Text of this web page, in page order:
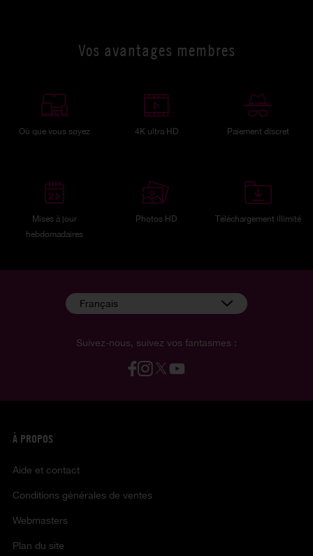
Vos avantages membres
Où que vous soyez 4K ultra HD Paiement discret
Mises à jour
hebdomadaires
Photos HD Téléchargement illimité
Suivez-nous, suivez vos fantasmes :
Français
À PROPOS
Aide et contact
Conditions générales de ventes
Webmasters
Plan du site